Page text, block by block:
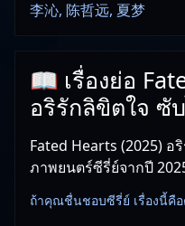
李沁, 陈哲远, 夏梦
📖 เรื่องย่อ
อริรักลิขิตใจ ซั
Fated Hearts (2025) อ
ภาพยนตร์ซีรี่ย์จากปี
ถ้าคุณชื่นชอบซีรี่ย์ เรื่องนี้คื